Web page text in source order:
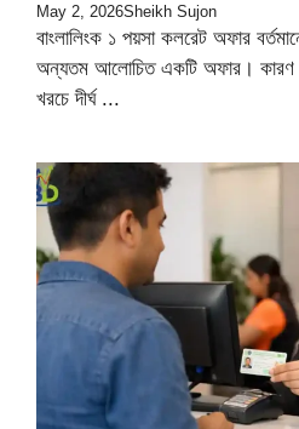
May 2, 2026Sheikh Sujon
বাংলালিংক ১ পয়সা কলরেট অফার
অন্যতম আলোচিত একটি অফার। কারণ
খরচে দীর্ঘ ...